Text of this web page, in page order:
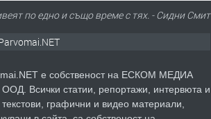
по едно и също време с тях. - Сидни Смит
е собственост на ЕСКОМ МЕДИА
Всички статии, репортажи, интервюта и
текстови, графични и видео материали,